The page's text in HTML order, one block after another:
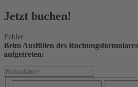
Jetzt buchen!
Fehler
Beim Ausfüllen des
aufgetreten: